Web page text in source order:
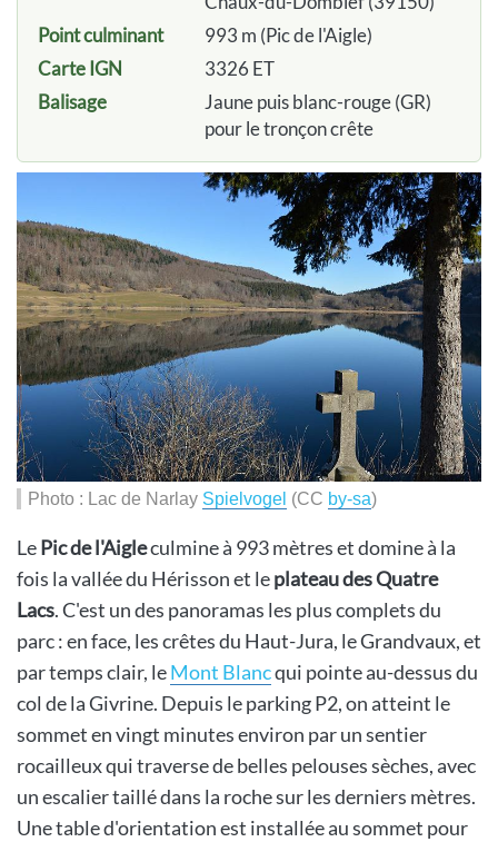
Point culminant
993 m (Pic de l'Aigle)
Carte IGN
3326 ET
Balisage
Jaune puis blanc-rouge (GR)
pour le tronçon crête
Photo : Lac de Narlay Spielvogel (CC by-sa)
LePic de l'Aigleculmine à 993 mètres et domine à la
fois la vallée du Hérisson et leplateau des Quatre
Lacs. C'est un des panoramas les plus complets du
parc : en face, les crêtes du Haut-Jura, le Grandvaux, et
par temps clair, leMont Blancqui pointe au-dessus du
col de la Givrine. Depuis le parking P2, on atteint le
sommet en vingt minutes environ par un sentier
rocailleux qui traverse de belles pelouses sèches, avec
un escalier taillé dans la roche sur les derniers mètres.
Une table d'orientation est installée au sommet pour